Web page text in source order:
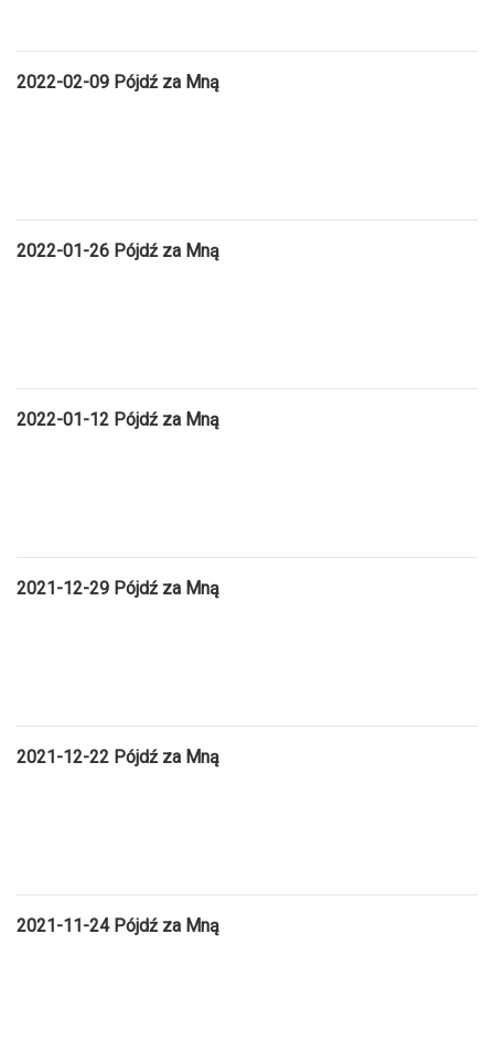
2022-02-09 Pójdź za Mną
2022-01-26 Pójdź za Mną
2022-01-12 Pójdź za Mną
2021-12-29 Pójdź za Mną
2021-12-22 Pójdź za Mną
2021-11-24 Pójdź za Mną